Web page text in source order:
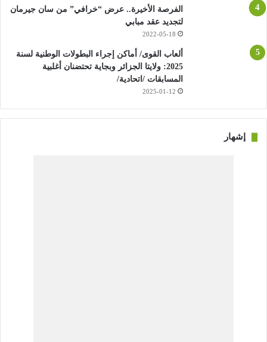
الفرصة الأخيرة.. عرض “خرافي” من سان جيرمان
لتجديد عقد مبابي
2022-05-18
ألعاب القوى/ أماكن إجراء البطولات الوطنية لسنة
2025: ولايتا الجزائر وبجاية تحتضنان أغلبية
المسابقات /اتحادية/
2025-01-12
إشهار